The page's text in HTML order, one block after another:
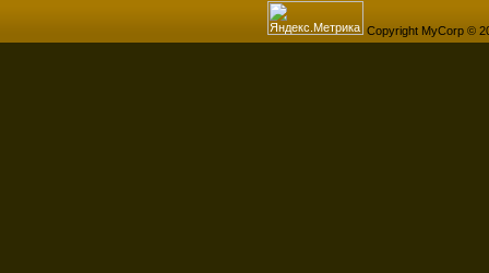
Copyright MyCorp ©